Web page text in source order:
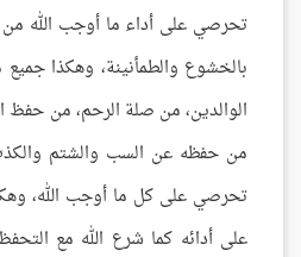
تحرصي على أداء ما أوجب الله من
بالخشوع والطمأنينة، وهكذا
الوالدين، من صلة الرحم، من حفظ
من حفظه عن السب والشتم
تحرصي على كل ما أوجب الله،
على أدائه كما شرع الله مع